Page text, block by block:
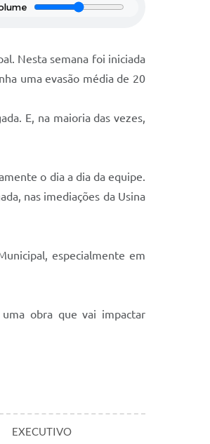
Nesta semana foi iniciada
uma evasão média de 20
E, na maioria das vezes,
o dia a dia da equipe.
nas imediações da Usina
especialmente em
obra que vai impactar
EXECUTIVO